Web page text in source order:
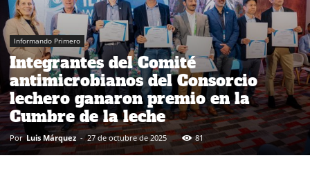
Informando Primero
Integrantes del Comité
antimicrobianos del Consorcio
lechero ganaron premio en la
Cumbre de la leche
Por Luis Márquez - 27 de octubre de 2025 81